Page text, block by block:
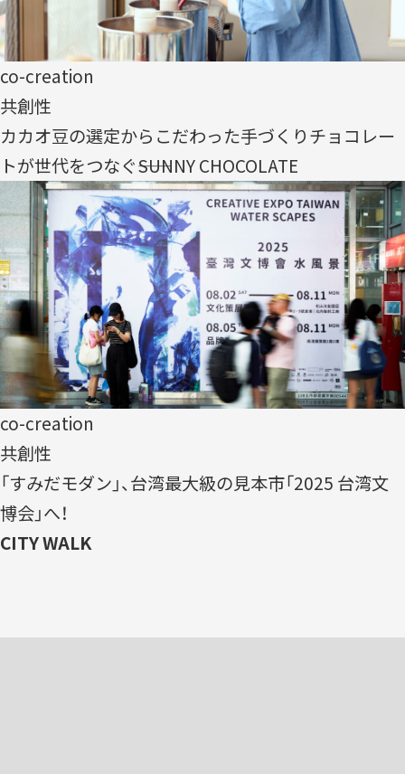
co-creation
共創性
カカオ豆の選定からこだわった手づくりチョコレー
トが世代をつなぐ――SUNNY CHOCOLATE
co-creation
共創性
「すみだモダン」、台湾最大級の見本市「2025 台湾文
博会」へ！
CITY WALK